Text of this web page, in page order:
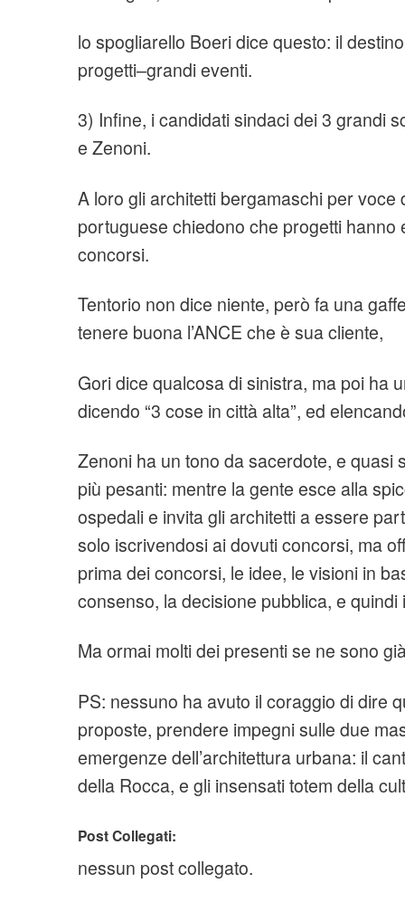
lo spogliarello Boeri dice questo: il
progetti–grandi eventi.
3) Infine, i candidati sindaci dei 3 grandi
e Zenoni.
A loro gli architetti bergamaschi per
portuguese chiedono che progetti hanno
concorsi.
Tentorio non dice niente, però fa una
tenere buona l’ANCE che è sua cliente,
Gori dice qualcosa di sinistra, ma poi ha
dicendo “3 cose in città alta”, ed
Zenoni ha un tono da sacerdote, e quasi
più pesanti: mentre la gente esce alla
ospedali e invita gli architetti a essere
solo iscrivendosi ai dovuti concorsi, ma
prima dei concorsi, le idee, le visioni in
consenso, la decisione pubblica, e
Ma ormai molti dei presenti se ne sono
PS: nessuno ha avuto il coraggio di dire
proposte, prendere impegni sulle due
emergenze dell’architettura urbana: il
della Rocca, e gli insensati totem della
Post Collegati:
nessun post collegato.